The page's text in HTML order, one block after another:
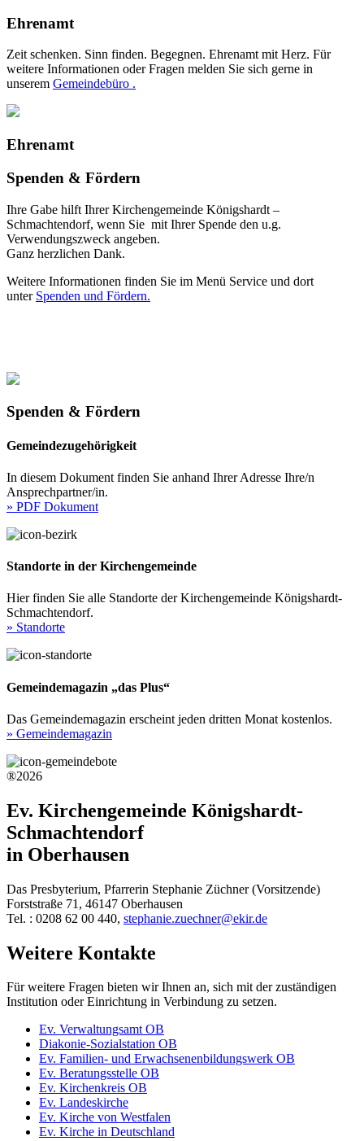
Ehrenamt
Zeit schenken. Sinn finden. Begegnen. Ehrenamt mit Herz. Für
weitere Informationen oder Fragen melden Sie sich gerne in
unserem Gemeindebüro .
Ehrenamt
Spenden & Fördern
Ihre Gabe hilft Ihrer Kirchengemeinde Königshardt –
Schmachtendorf, wenn Sie mit Ihrer Spende den u.g.
Verwendungszweck angeben.
Ganz herzlichen Dank.
Weitere Informationen finden Sie im Menü Service und dort
unter Spenden und Fördern.
Spenden & Fördern
Gemeindezugehörigkeit
In diesem Dokument finden Sie anhand Ihrer Adresse Ihre/n
Ansprechpartner/in.
» PDF Dokument
Standorte in der Kirchengemeinde
Hier finden Sie alle Standorte der Kirchengemeinde Königshardt-
Schmachtendorf.
» Standorte
Gemeindemagazin „das Plus“
Das Gemeindemagazin erscheint jeden dritten Monat kostenlos.
» Gemeindemagazin
®2026
Ev. Kirchengemeinde Königshardt-
Schmachtendorf
in Oberhausen
Das Presbyterium, Pfarrerin Stephanie Züchner (Vorsitzende)
Forststraße 71, 46147 Oberhausen
Tel. : 0208 62 00 440, stephanie.zuechner@ekir.de
Weitere Kontakte
Für weitere Fragen bieten wir Ihnen an, sich mit der zuständigen
Institution oder Einrichtung in Verbindung zu setzen.
Ev. Verwaltungsamt OB
Diakonie-Sozialstation OB
Ev. Familien- und Erwachsenenbildungswerk OB
Ev. Beratungsstelle OB
Ev. Kirchenkreis OB
Ev. Landeskirche
Ev. Kirche von Westfalen
Ev. Kirche in Deutschland